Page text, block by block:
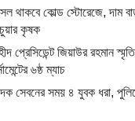
থাকবে কোল্ড স্টোরেজে, দাম
কৃষক
প্রেসিডেন্ট জিয়াউর রহমান
৬ষ্ঠ ম্যাচ
সেবনের সময় ৪ যুবক ধরা,